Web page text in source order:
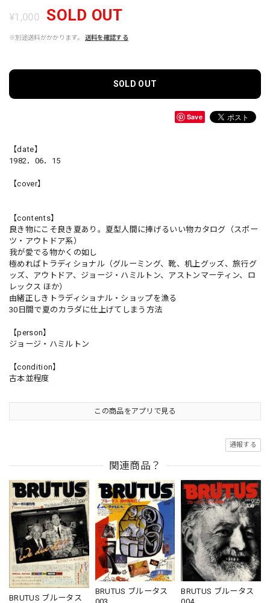
¥1,000 SOLD OUT
※別途送料がかかります。 送料を確認する
SOLD OUT
Save
【date】
1982．06．15
【cover】
【contents】
良き物にこそ良き夏あり。夏型人間に捧げるいい物カタログ（スポー
ツ・アウトドア系）
我が愛でる物かくの如し
極めればトラディショナル（グルーミング、靴、机上グッズ、旅行グ
ッズ、アウトドア、ジョージ・ハミルトン、アストンマーティン、ロ
レックス ほか）
由緒正しきトラディショナル・ショップを漁る
30日間で夏のカラダに仕上げてしまう方法
【person】
ジョージ・ハミルトン
【condition】
古本並程度
この商品をアプリで見る
通報する
関連商品？
BRUTUS ブルータス
BRUTUS ブルータス
BRUTUS ブルータス